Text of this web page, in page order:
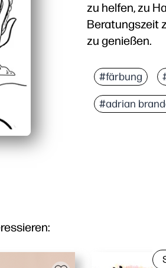
zu helfen, zu
Beratungszeit
zu genießen.
In wenigen
Beruhigt
Fördert
#färbung
#adrian